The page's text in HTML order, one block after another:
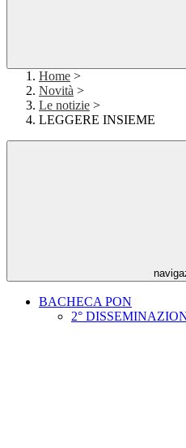
Home >
Novità >
Le notizie >
LEGGERE INSIEME
BACHECA PON
2°